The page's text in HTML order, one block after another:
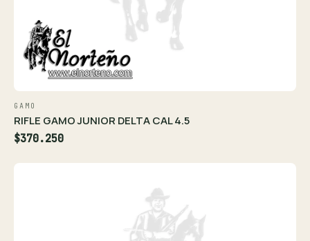
GAMO
RIFLE GAMO JUNIOR DELTA CAL 4.5
$370.250